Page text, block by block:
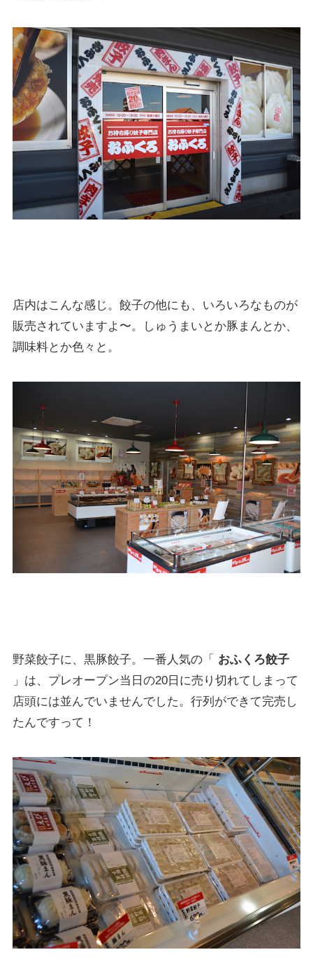
店内はこんな感じ。餃子の他にも、いろいろなものが
販売されていますよ〜。しゅうまいとか豚まんとか、
調味料とか色々と。
野菜餃子に、黒豚餃子。一番人気の「 おふくろ餃子
」は、プレオープン当日の20日に売り切れてしまって
店頭には並んでいませんでした。行列ができて完売し
たんですって！